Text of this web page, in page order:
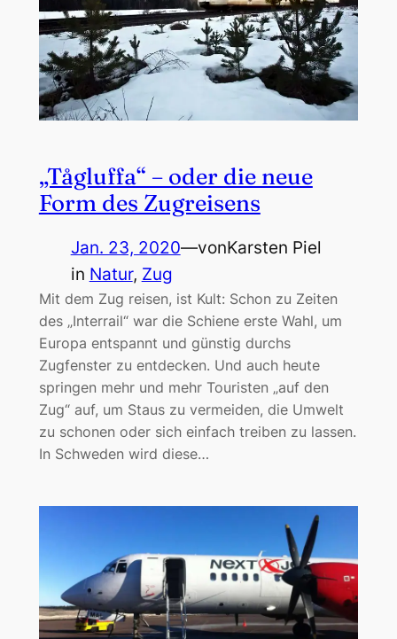
„Tågluffa“ – oder die neue
Form des Zugreisens
Jan. 23, 2020—vonKarsten Piel
in Natur, Zug
Mit dem Zug reisen, ist Kult: Schon zu Zeiten
des „Interrail“ war die Schiene erste Wahl, um
Europa entspannt und günstig durchs
Zugfenster zu entdecken. Und auch heute
springen mehr und mehr Touristen „auf den
Zug“ auf, um Staus zu vermeiden, die Umwelt
zu schonen oder sich einfach treiben zu lassen.
In Schweden wird diese…